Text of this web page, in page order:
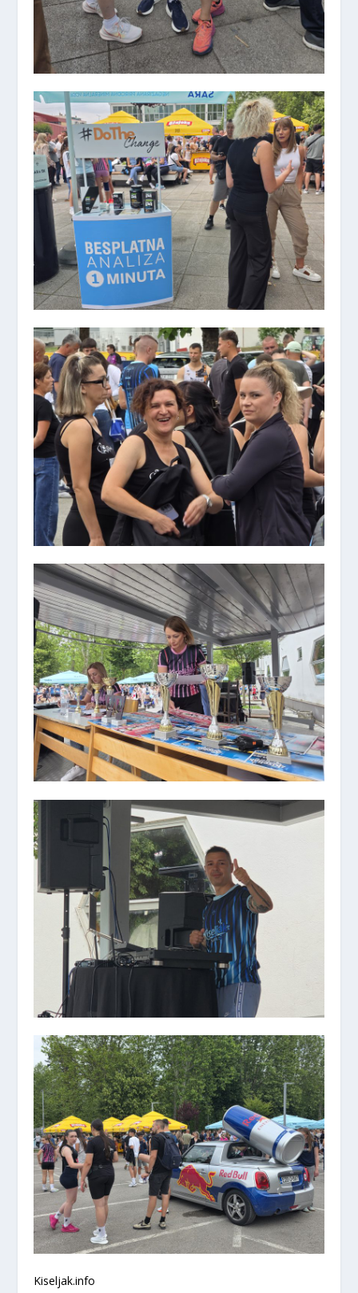
Kiseljak.info